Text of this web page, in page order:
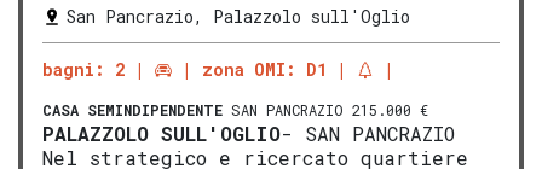
San Pancrazio, Palazzolo sull'Oglio
bagni: 2 zona OMI: D1
CASA SEMINDIPENDENTE SAN PANCRAZIO 215.000 €
PALAZZOLO SULL'OGLIO- SAN PANCRAZIO
Nel strategico e ricercato quartiere